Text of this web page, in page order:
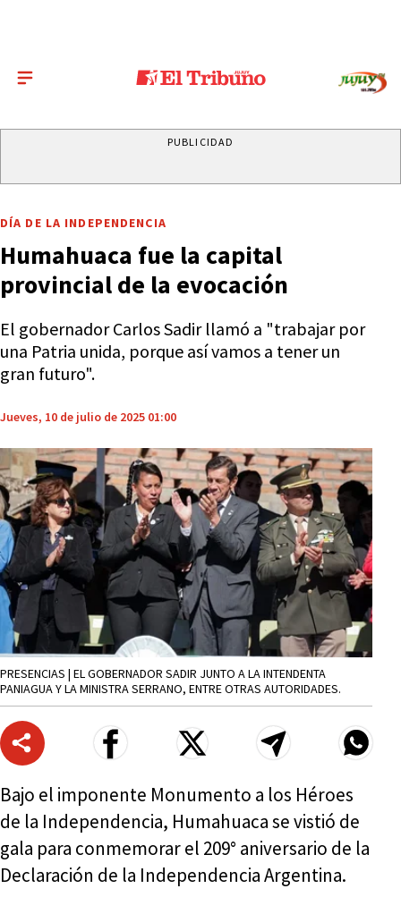
PUBLICIDAD
DÍA DE LA INDEPENDENCIA
Humahuaca fue la capital
provincial de la evocación
El gobernador Carlos Sadir llamó a "trabajar por
una Patria unida, porque así vamos a tener un
gran futuro".
Jueves, 10 de julio de 2025 01:00
PRESENCIAS | EL GOBERNADOR SADIR JUNTO A LA INTENDENTA
PANIAGUA Y LA MINISTRA SERRANO, ENTRE OTRAS AUTORIDADES.
Bajo el imponente Monumento a los Héroes
de la Independencia, Humahuaca se vistió de
gala para conmemorar el 209° aniversario de la
Declaración de la Independencia Argentina.